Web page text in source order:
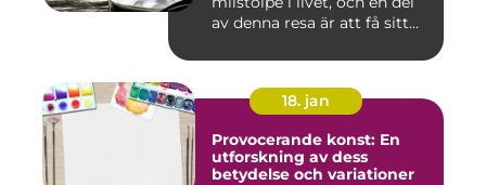
av denna resa är att få sitt...
18. jan
Provocerande konst: En
utforskning av dess
betydelse och variationer